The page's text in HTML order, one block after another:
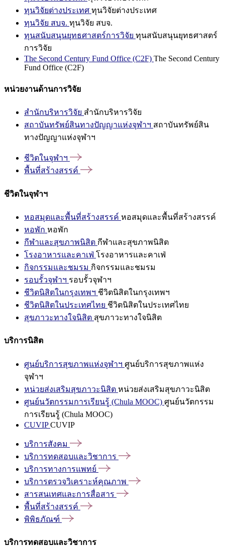
ทุนวิจัยต่างประเทศ ทุนวิจัยต่างประเทศ
ทุนวิจัย สบจ. ทุนวิจัย สบจ.
ทุนสนับสนุนยุทธศาสตร์การวิจัย ทุนสนับสนุนยุทธศาสตร์
การวิจัย
The Second Century Fund Office (C2F) The Second Century
Fund Office (C2F)
หน่วยงานด้านการวิจัย
สำนักบริหารวิจัย สำนักบริหารวิจัย
สถาบันทรัพย์สินทางปัญญาแห่งจุฬาฯ สถาบันทรัพย์สิน
ทางปัญญาแห่งจุฬาฯ
ชีวิตในจุฬาฯ
พื้นที่สร้างสรรค์
ชีวิตในจุฬาฯ
หอสมุดและพื้นที่สร้างสรรค์ หอสมุดและพื้นที่สร้างสรรค์
หอพัก หอพัก
กีฬาและสุขภาพนิสิต กีฬาและสุขภาพนิสิต
โรงอาหารและคาเฟ่ โรงอาหารและคาเฟ่
กิจกรรมและชมรม กิจกรรมและชมรม
รอบรั้วจุฬาฯ รอบรั้วจุฬาฯ
ชีวิตนิสิตในกรุงเทพฯ ชีวิตนิสิตในกรุงเทพฯ
ชีวิตนิสิตในประเทศไทย ชีวิตนิสิตในประเทศไทย
สุขภาวะทางใจนิสิต สุขภาวะทางใจนิสิต
บริการนิสิต
ศูนย์บริการสุขภาพแห่งจุฬาฯ ศูนย์บริการสุขภาพแห่ง
จุฬาฯ
หน่วยส่งเสริมสุขภาวะนิสิต หน่วยส่งเสริมสุขภาวะนิสิต
ศูนย์นวัตกรรมการเรียนรู้ (Chula MOOC) ศูนย์นวัตกรรม
การเรียนรู้ (Chula MOOC)
CUVIPCUVIP
บริการสังคม
บริการทดสอบและวิชาการ
บริการทางการแพทย์
บริการตรวจวิเคราะห์คุณภาพ
สารสนเทศและการสื่อสาร
พื้นที่สร้างสรรค์
พิพิธภัณฑ์
บริการทดสอบและวิชาการ